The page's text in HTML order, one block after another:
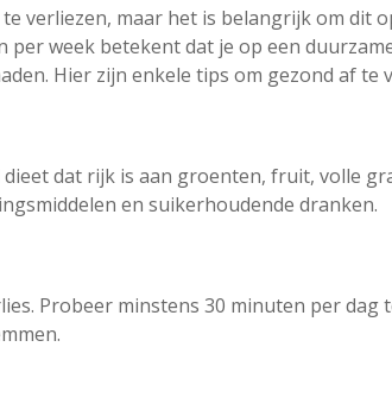
verliezen, maar het is belangrijk om dit
per week betekent dat je op een
Hier zijn enkele tips om gezond af te
dat rijk is aan groenten, fruit, volle
en suikerhoudende dranken.
Probeer minstens 30 minuten per dag